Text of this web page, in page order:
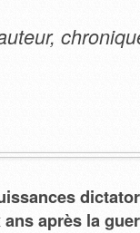
après la